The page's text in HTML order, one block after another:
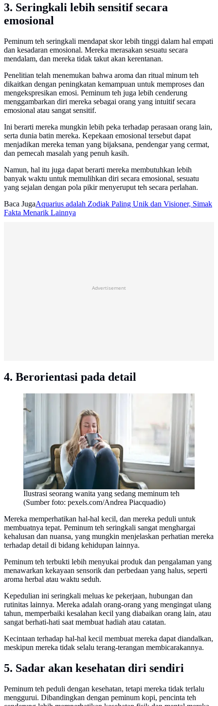
3. Seringkali lebih sensitif secara
emosional
Peminum teh seringkali mendapat skor lebih tinggi dalam hal empati
dan kesadaran emosional. Mereka merasakan sesuatu secara
mendalam, dan mereka tidak takut akan kerentanan.
Penelitian telah menemukan bahwa aroma dan ritual minum teh
dikaitkan dengan peningkatan kemampuan untuk memproses dan
mengekspresikan emosi. Peminum teh juga lebih cenderung
menggambarkan diri mereka sebagai orang yang intuitif secara
emosional atau sangat sensitif.
Ini berarti mereka mungkin lebih peka terhadap perasaan orang lain,
serta dunia batin mereka. Kepekaan emosional tersebut dapat
menjadikan mereka teman yang bijaksana, pendengar yang cermat,
dan pemecah masalah yang penuh kasih.
Namun, hal itu juga dapat berarti mereka membutuhkan lebih
banyak waktu untuk memulihkan diri secara emosional, sesuatu
yang sejalan dengan pola pikir menyeruput teh secara perlahan.
Baca JugaAquarius adalah Zodiak Paling Unik dan Visioner, Simak
Fakta Menarik Lainnya
Advertisement
4. Berorientasi pada detail
Ilustrasi seorang wanita yang sedang meminum teh
(Sumber foto: pexels.com/Andrea Piacquadio)
Mereka memperhatikan hal-hal kecil, dan mereka peduli untuk
membuatnya tepat. Peminum teh seringkali sangat menghargai
kehalusan dan nuansa, yang mungkin menjelaskan perhatian mereka
terhadap detail di bidang kehidupan lainnya.
Peminum teh terbukti lebih menyukai produk dan pengalaman yang
menawarkan kekayaan sensorik dan perbedaan yang halus, seperti
aroma herbal atau waktu seduh.
Kepedulian ini seringkali meluas ke pekerjaan, hubungan dan
rutinitas lainnya. Mereka adalah orang-orang yang mengingat ulang
tahun, memperbaiki kesalahan kecil yang diabaikan orang lain, atau
sangat berhati-hati saat membuat hadiah atau catatan.
Kecintaan terhadap hal-hal kecil membuat mereka dapat diandalkan,
meskipun mereka tidak selalu terang-terangan membicarakannya.
5. Sadar akan kesehatan diri sendiri
Peminum teh peduli dengan kesehatan, tetapi mereka tidak terlalu
menggurui. Dibandingkan dengan peminum kopi, pencinta teh